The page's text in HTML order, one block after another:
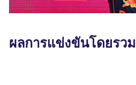
ผลการแข่งขันโดยรวม